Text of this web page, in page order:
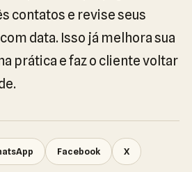
contatos e revise seus
data. Isso já melhora sua
prática e faz o cliente voltar
Facebook X